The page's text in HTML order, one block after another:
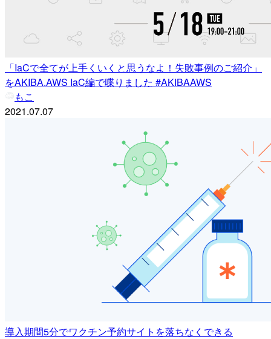
「IaCで全てが上手くいくと思うなよ！失敗事例のご紹介」
をAKIBA.AWS IaC編で喋りました #AKIBAAWS
もこ
2021.07.07
導入期間5分でワクチン予約サイトを落ちなくできる